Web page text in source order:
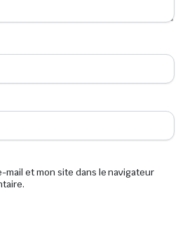
mail et mon site dans le navigateur